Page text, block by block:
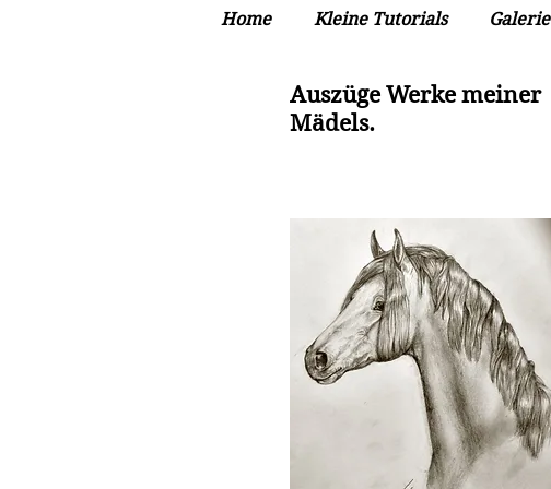
Auszüge Werke meiner
Mädels.
Home Kleine Tutorials Galerie